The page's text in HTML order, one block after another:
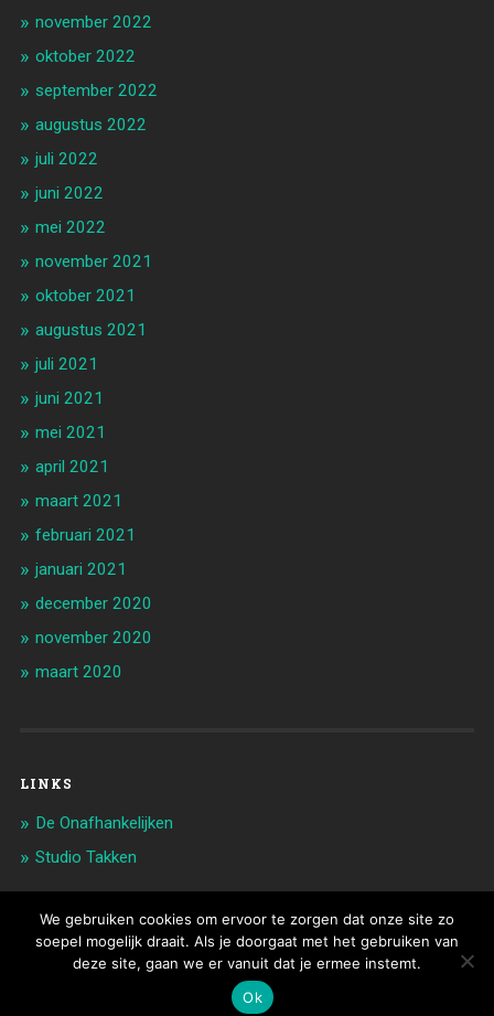
november 2022
oktober 2022
september 2022
augustus 2022
juli 2022
juni 2022
mei 2022
november 2021
oktober 2021
augustus 2021
juli 2021
juni 2021
mei 2021
april 2021
maart 2021
februari 2021
januari 2021
december 2020
november 2020
maart 2020
LINKS
De Onafhankelijken
Studio Takken
© 2026TRUUS LANSON / FAMILIE LANSON |
WEBSITE CODE & DESIGN
OMHOOG ↑
We gebruiken cookies om ervoor te zorgen dat onze site zo
soepel mogelijk draait. Als je doorgaat met het gebruiken van
deze site, gaan we er vanuit dat je ermee instemt.
Ok